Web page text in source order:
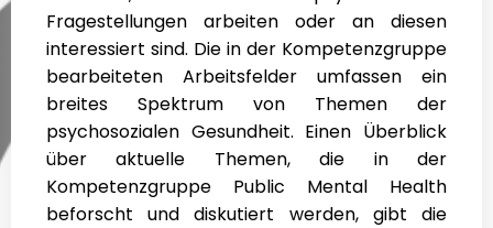
Fragestellungen arbeiten oder an diesen
interessiert sind. Die in der Kompetenzgruppe
bearbeiteten Arbeitsfelder umfassen ein
breites Spektrum von Themen der
psychosozialen Gesundheit. Einen Überblick
über aktuelle Themen, die in der
Kompetenzgruppe Public Mental Health
beforscht und diskutiert werden, gibt die